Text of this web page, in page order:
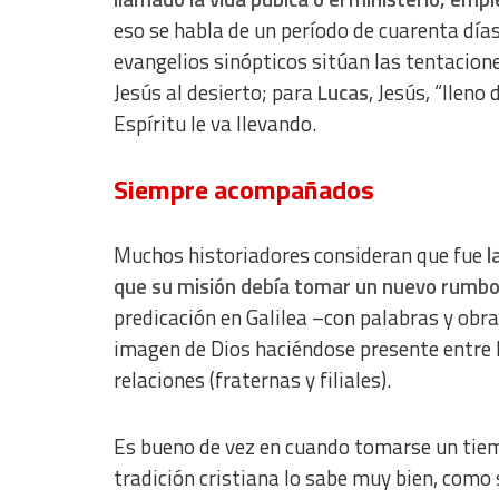
eso se habla de un período de cuarenta
evangelios sinópticos sitúan las
Jesús al desierto; paraLucas, Jesús,
Espíritu le va llevando.
Siempre acompañados
Muchos historiadores consideran que fue
que su misión debía tomar un nuevo rumbo
predicación en Galilea –con palabras y
imagen de Dios haciéndose presente
relaciones (fraternas y filiales).
Es bueno de vez en cuando tomarse un
tradición cristiana lo sabe muy bien,
Use precise geolocation data
Identify devices based on information actively requested
Non-IAB processing purposes: